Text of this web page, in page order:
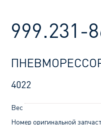
999.231-
4022
Вес
Номер оригинальной